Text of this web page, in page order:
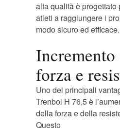
alta qualità è progettato
atleti a raggiungere i
modo sicuro ed efficace.
forza e
Uno dei principali
Trenbol H 76,5 è
della forza e della
Questo